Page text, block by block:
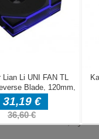
the pen running? Here
Pay attention to avoid the
the extra pens you collect
novo prijateljico po imenu
in je spremljevalna igra
otroke in starše, saj vi in